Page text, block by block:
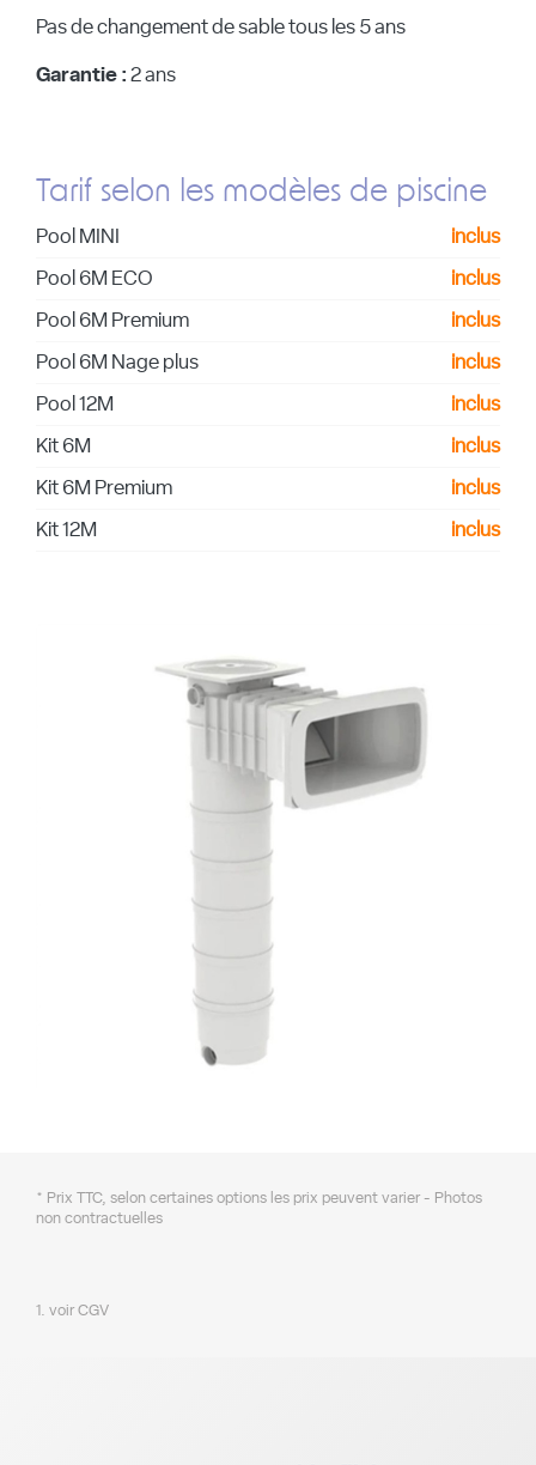
Pas de changement de sable tous les 5 ans
Garantie : 2 ans
Tarif selon les modèles de piscine
Pool MINI inclus
Pool 6M ECO inclus
Pool 6M Premium inclus
Pool 6M Nage plus inclus
Pool 12M inclus
Kit 6M inclus
Kit 6M Premium inclus
Kit 12M inclus
* Prix TTC, selon certaines options les prix peuvent varier - Photos
non contractuelles
1. voir CGV